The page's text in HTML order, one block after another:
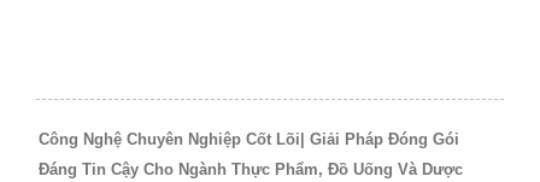
Công Nghệ Chuyên Nghiệp Cốt Lõi| Giải Pháp Đóng Gói
Đáng Tin Cậy Cho Ngành Thực Phẩm, Đồ Uống Và Dược